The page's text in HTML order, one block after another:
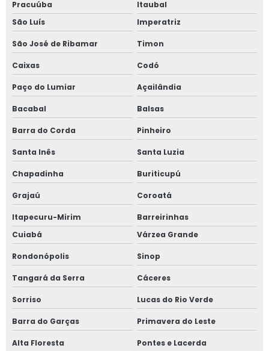
Pracuúba
Itaubal
São Luís
Imperatriz
São José de Ribamar Timon
Caixas Codó
Paço do Lumiar Açailândia
Bacabal Balsas
Barra do Corda Pinheiro
Santa Inês Santa Luzia
Chapadinha Buriticupú
Grajaú Coroatá
Itapecuru-Mirim
Barreirinhas
Cuiabá
Várzea Grande
Rondonópolis Sinop
Tangará da Serra Cáceres
Sorriso Lucas do Rio Verde
Barra do Garças Primavera do Leste
Alta Floresta Pontes e Lacerda